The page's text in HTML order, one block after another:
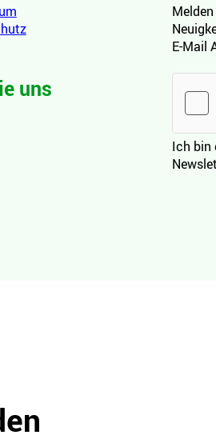
uns
E-Mail
Ich bin